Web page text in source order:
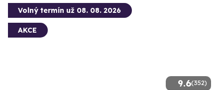
9.6(352)
Volný termín už 08. 08. 2026
AKCE